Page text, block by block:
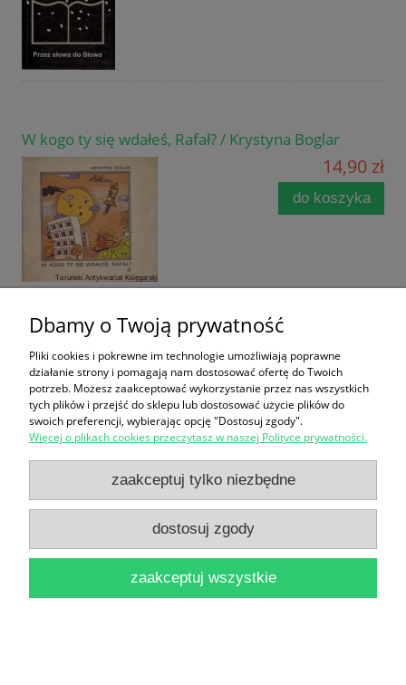
W kogo ty się wdałeś, Rafał? / Krystyna Boglar
14,90 zł
do koszyka
Toruńskie nastroje / Bogdan Dąbrowski
31,90 zł
do koszyka
Kciuk Pana Boga : Reportaże / Piotr Gabryel
14,90 zł
Dbamy o Twoją prywatność
Pliki cookies i pokrewne im technologie umożliwiają poprawne
działanie strony i pomagają nam dostosować ofertę do Twoich
potrzeb. Możesz zaakceptować wykorzystanie przez nas wszystkich
tych plików i przejść do sklepu lub dostosować użycie plików do
swoich preferencji, wybierając opcję "Dostosuj zgody".
Więcej o plikach cookies przeczytasz w naszej Polityce prywatności.
zaakceptuj tylko niezbędne
dostosuj zgody
zaakceptuj wszystkie